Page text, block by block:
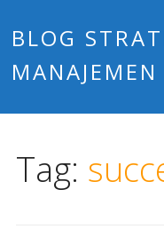
BLOG
MANAJEMEN
Tag: